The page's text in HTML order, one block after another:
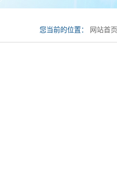
您当前的位置： 网站首页